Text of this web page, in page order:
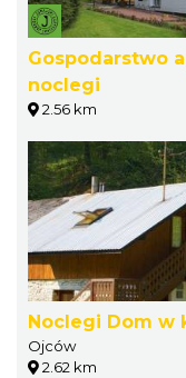
Gospodarstwo
noclegi
2.56 km
Noclegi Dom w
Ojców
2.62 km